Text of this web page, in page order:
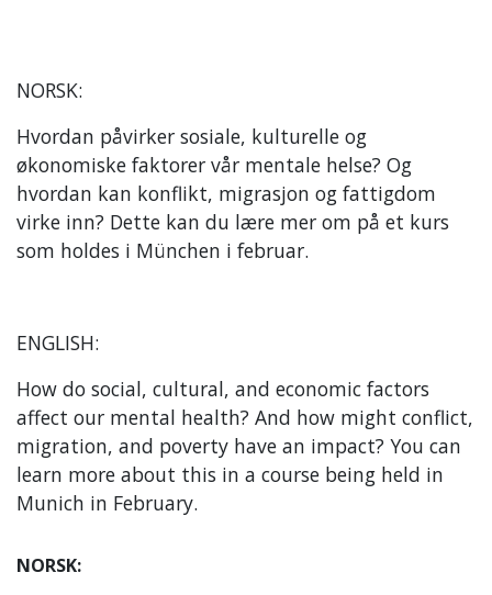
NORSK:
Hvordan påvirker sosiale, kulturelle og
økonomiske faktorer vår mentale helse? Og
hvordan kan konflikt, migrasjon og fattigdom
virke inn? Dette kan du lære mer om på et kurs
som holdes i München i februar.
ENGLISH:
How do social, cultural, and economic factors
affect our mental health? And how might conflict,
migration, and poverty have an impact? You can
learn more about this in a course being held in
Munich in February.
NORSK: